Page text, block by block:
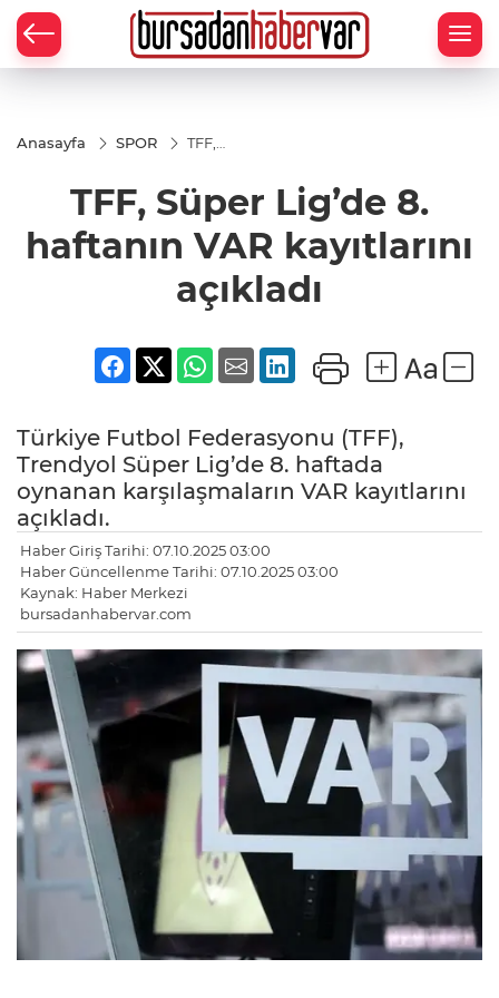
Anasayfa SPOR
TFF,
haftanın
VAR
kayıtlarını
açıkladı
TFF, Süper Lig’de 8.
haftanın VAR kayıtlarını
açıkladı
Türkiye Futbol Federasyonu (TFF),
Trendyol Süper Lig’de 8. haftada
oynanan karşılaşmaların VAR kayıtlarını
açıkladı.
Haber Giriş Tarihi: 07.10.2025 03:00
Haber Güncellenme Tarihi: 07.10.2025 03:00
Kaynak: Haber Merkezi
bursadanhabervar.com